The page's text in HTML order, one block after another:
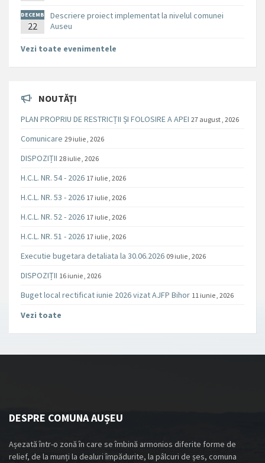
DECEMB
RIE
22
Descriere proiect implementat la nivelul comunei
Auseu
Vezi toate evenimentele
NOUTĂȚI
PLAN PROPRIU DE RESTRICȚII ȘI FOLOSIRE A APEI 27 august , 2026
Comunicare 29 iulie , 2026
DISPOZIȚII 28 iulie , 2026
H.C.L. NR. 54 - 2026 17 iulie , 2026
H.C.L. NR. 53 - 2026 17 iulie , 2026
H.C.L. NR. 52 - 2026 17 iulie , 2026
H.C.L. NR. 51 - 2026 17 iulie , 2026
Executie bugetara detaliata la 30.06.2026 09 iulie , 2026
DISPOZIȚII 16 iunie , 2026
Buget local rectificat iunie 2026 vizat AJFP Bihor 11 iunie , 2026
Vezi toate
DESPRE COMUNA AUȘEU
Așezată într-o zonă în care se îmbină armonios diferite forme de
relief, de la munți la dealuri împădurite, la pâlcuri de șes, comuna